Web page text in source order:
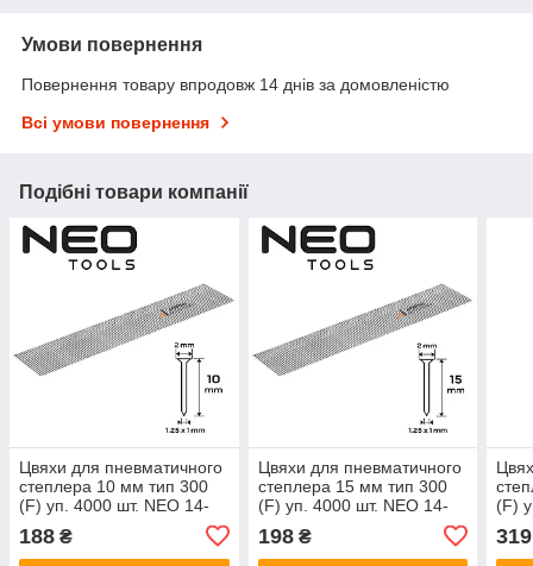
Умови повернення
Повернення товару впродовж 14 днів за домовленістю
Всі умови повернення
Подібні товари компанії
Цвяхи для пневматичного
степлера 10 мм тип 300
(F) уп. 4000 шт. NEO 14-
188 ₴
Цвяхи для пневматичного
степлера 15 мм тип 300
(F) уп. 4000 шт. NEO 14-
198₴
(F)
319